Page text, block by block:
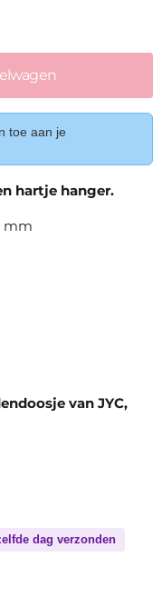
toe aan je
hartje hanger.
mm
van JYC,
dag verzonden